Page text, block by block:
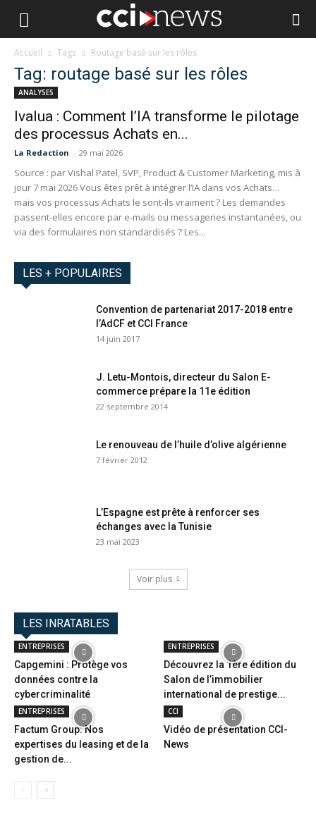
Accueil Tags Routage basé sur les rôles
Tag: routage basé sur les rôles
ANALYSES
Ivalua : Comment l’IA transforme le pilotage
des processus Achats en...
La Redaction - 29 mai 2026
Source : par Vishal Patel, SVP, Product & Customer Marketing, mis à
jour 7 mai 2026 Vous êtes prêt à intégrer l’IA dans vos Achats…
mais vos processus Achats le sont-ils vraiment ? Les demandes
passent-elles encore par e-mails ou messageries instantanées, ou
via des formulaires non standardisés ? Les...
LES + POPULAIRES
Convention de partenariat 2017-2018 entre
l’AdCF et CCI France
14 juin 2017
J. Letu-Montois, directeur du Salon E-
commerce prépare la 11e édition
22 septembre 2014
Le renouveau de l’huile d’olive algérienne
7 février 2012
L’Espagne est prête à renforcer ses
échanges avec la Tunisie
23 mai 2023
Voir plus
LES INRATABLES
ENTREPRISES
Capgemini : Protège vos
données contre la
cybercriminalité
ENTREPRISES
Découvrez la 1ère édition du
Salon de l’immobilier
international de prestige...
ENTREPRISES
Factum Group: Nos
expertises du leasing et de la
gestion de...
CCI
Vidéo de présentation CCI-
News